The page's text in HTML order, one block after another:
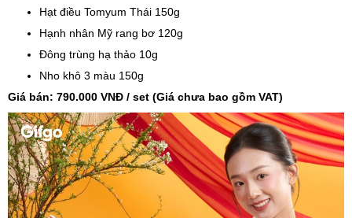
Hạt điều Tomyum Thái 150g
Hạnh nhân Mỹ rang bơ 120g
Đông trùng hạ thảo 10g
Nho khô 3 màu 150g
Giá bán: 790.000 VNĐ / set (Giá chưa bao gồm VAT)